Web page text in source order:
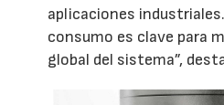
aplicaciones
consumo es clave para
global del sistema”,